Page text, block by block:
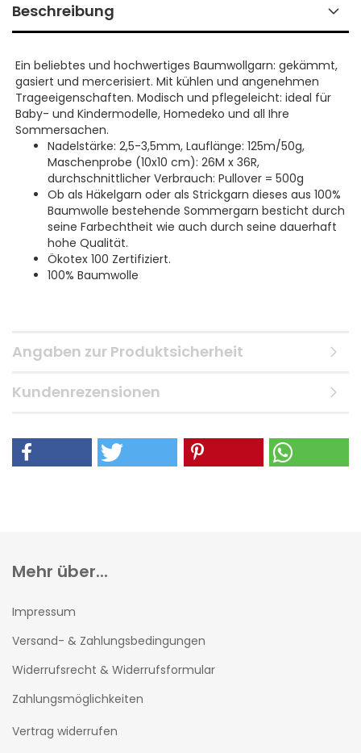
Beschreibung
Ein beliebtes und hochwertiges Baumwollgarn: gekämmt,
gasiert und mercerisiert. Mit kühlen und angenehmen
Trageeigenschaften. Modisch und pflegeleicht: ideal für
Baby- und Kindermodelle, Homedeko und all Ihre
Sommersachen.
Nadelstärke: 2,5-3,5mm, Lauflänge: 125m/50g,
Maschenprobe (10x10 cm): 26M x 36R,
durchschnittlicher Verbrauch: Pullover = 500g
Ob als Häkelgarn oder als Strickgarn dieses aus 100%
Baumwolle bestehende Sommergarn besticht durch
seine Farbechtheit wie auch durch seine dauerhaft
hohe Qualität.
Ökotex 100 Zertifiziert.
100% Baumwolle
Angaben zur Produktsicherheit
Kundenrezensionen
Mehr über...
Impressum
Versand- & Zahlungsbedingungen
Widerrufsrecht & Widerrufsformular
Zahlungsmöglichkeiten
Vertrag widerrufen